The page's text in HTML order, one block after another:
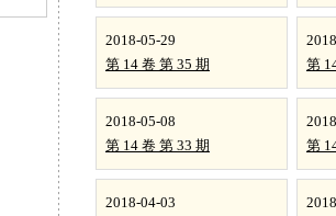
2018-05-29
第 14 卷 第 35 期
第
2018-05-08
第 14 卷 第 33 期
第
2018-04-03